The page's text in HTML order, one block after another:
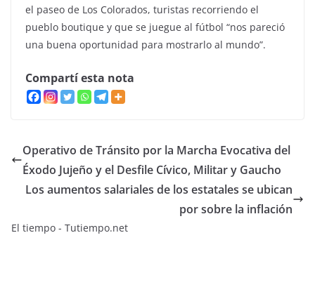
el paseo de Los Colorados, turistas recorriendo el
pueblo boutique y que se juegue al fútbol “nos pareció
una buena oportunidad para mostrarlo al mundo”.
Compartí esta nota
Operativo de Tránsito por la Marcha Evocativa del
Éxodo Jujeño y el Desfile Cívico, Militar y Gaucho
Los aumentos salariales de los estatales se ubican
por sobre la inflación
El tiempo - Tutiempo.net